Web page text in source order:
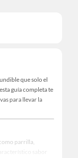
que solo el
guía completa te
para llevar la
parrilla,
sabor